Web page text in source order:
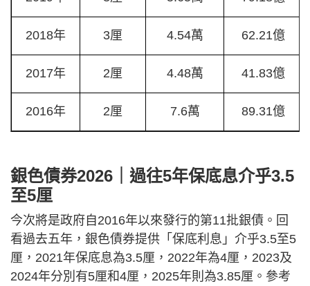
2018年 3厘 4.54萬 62.21億
2017年 2厘 4.48萬 41.83億
2016年 2厘 7.6萬 89.31億
銀色債券2026｜過往5年保底息介乎3.5
至5厘
今次將是政府自2016年以來發行的第11批銀債。回
看過去五年，銀色債券提供「保底利息」介乎3.5至5
厘，2021年保底息為3.5厘，2022年為4厘，2023及
2024年分別有5厘和4厘，2025年則為3.85厘。參考